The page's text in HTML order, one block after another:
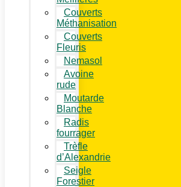
Couverts
Méthanisation
Couverts
Fleuris
Nemasol
Avoine
rude
Moutarde
Blanche
Radis
fourrager
Trèfle
d’Alexandrie
Seigle
Forestier